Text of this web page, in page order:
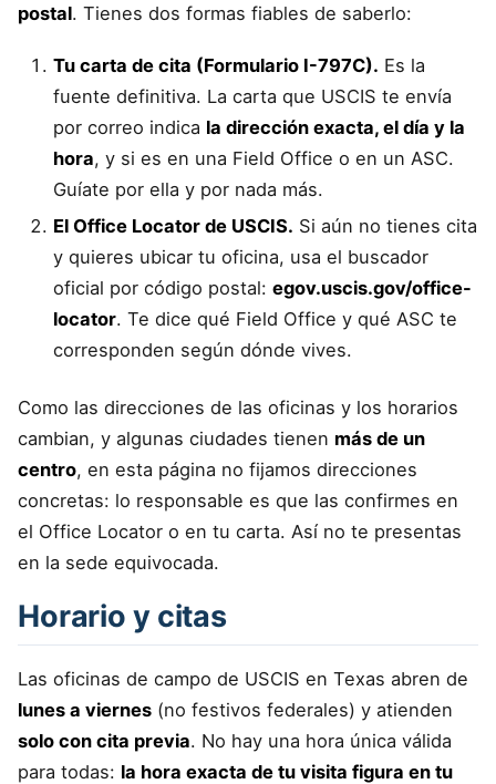
postal. Tienes dos formas fiables de saberlo:
Tu carta de cita (Formulario I-797C). Es la
fuente definitiva. La carta que USCIS te envía
por correo indica la dirección exacta, el día y la
hora, y si es en una Field Office o en un ASC.
Guíate por ella y por nada más.
El Office Locator de USCIS. Si aún no tienes cita
y quieres ubicar tu oficina, usa el buscador
oficial por código postal: egov.uscis.gov/office-
locator. Te dice qué Field Office y qué ASC te
corresponden según dónde vives.
Como las direcciones de las oficinas y los horarios
cambian, y algunas ciudades tienen más de un
centro, en esta página no fijamos direcciones
concretas: lo responsable es que las confirmes en
el Office Locator o en tu carta. Así no te presentas
en la sede equivocada.
Horario y citas
Las oficinas de campo de USCIS en Texas abren de
lunes a viernes (no festivos federales) y atienden
solo con cita previa. No hay una hora única válida
para todas: la hora exacta de tu visita figura en tu